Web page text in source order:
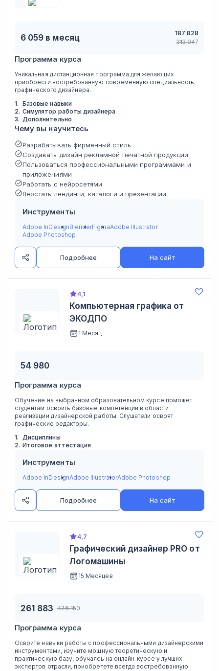
6 059 в месяц
187 828
313 047
Программа курса
Уникальная дистанционная программа для желающих
приобрести востребованную современную специальность
графического дизайнера.
1. Базовые навыки
2. Симулятор работы дизайнера
3. Дополнительно
Чему вы научитесь
Разрабатывать фирменный стиль
Создавать дизайн рекламной печатной продукции
Пользоваться профессиональными программами и
приложениями
Работать с нейросетями
Верстать лендинги, каталоги и презентации
Инструменты
Adobe InDesignBlenderFigmaAdobe Illustrator
Adobe Photoshop
Подробнее На сайт
4,1
Компьютерная графика от
ЭКОДПО
1 Месяц
54 980
Программа курса
Обучение на выбранном образовательном курсе поможет
студентам освоить базовые компетенции в области
реализации дизайнерской работы. Слушатели освоят
графические редакторы.
1. Дисциплины
2. Итоговое аттестация
Инструменты
Adobe InDesignAdobe IllustratorAdobe Photoshop
Подробнее На сайт
4,7
Графический дизайнер PRO от
Логомашины
15 Месяцев
261 883 476 150
Программа курса
Освоите навыки работы с профессиональными дизайнерскими
инструментами, изучите мощную теоретическую и
практическую базу, обучаясь на онлайн-курсе у лучших
экспертов отрасли, приобретете всегда востребованную